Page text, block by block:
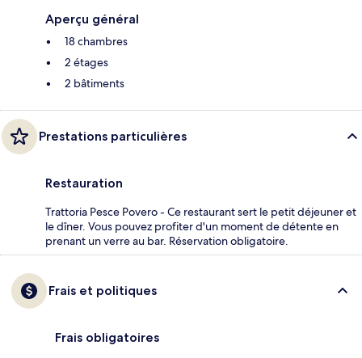
Aperçu général
18 chambres
2 étages
2 bâtiments
Prestations particulières
Restauration
Trattoria Pesce Povero - Ce restaurant sert le petit déjeuner et
le dîner. Vous pouvez profiter d'un moment de détente en
prenant un verre au bar. Réservation obligatoire.
Frais et politiques
Frais obligatoires